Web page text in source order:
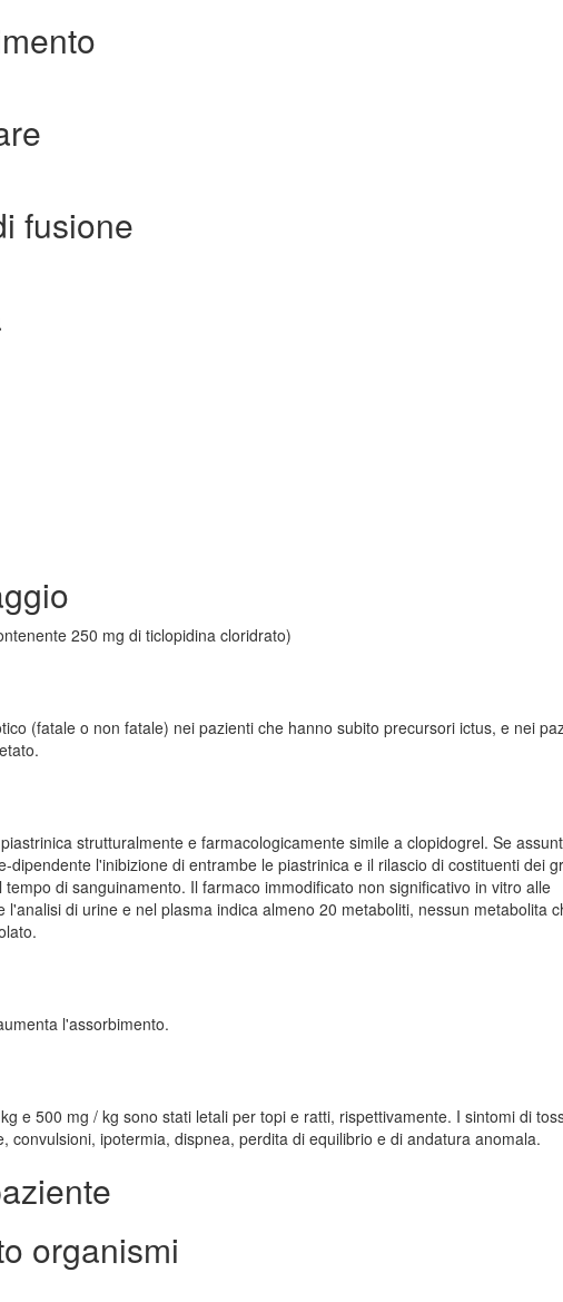
fusione
250 mg di ticlopidina cloridrato)
(fatale o non fatale) nei pazienti che hanno subito precursori ictus, e nei
strutturalmente e farmacologicamente simile a clopidogrel. Se
dipendente l'inibizione di entrambe le piastrinica e il rilascio di costituenti dei
di sanguinamento. Il farmaco immodificato non significativo in vitro alle
di urine e nel plasma indica almeno 20 metaboliti, nessun metabolita
l'assorbimento.
e 500 mg / kg sono stati letali per topi e ratti, rispettivamente. I sintomi di
convulsioni, ipotermia, dispnea, perdita di equilibrio e di andatura anomala.
organismi